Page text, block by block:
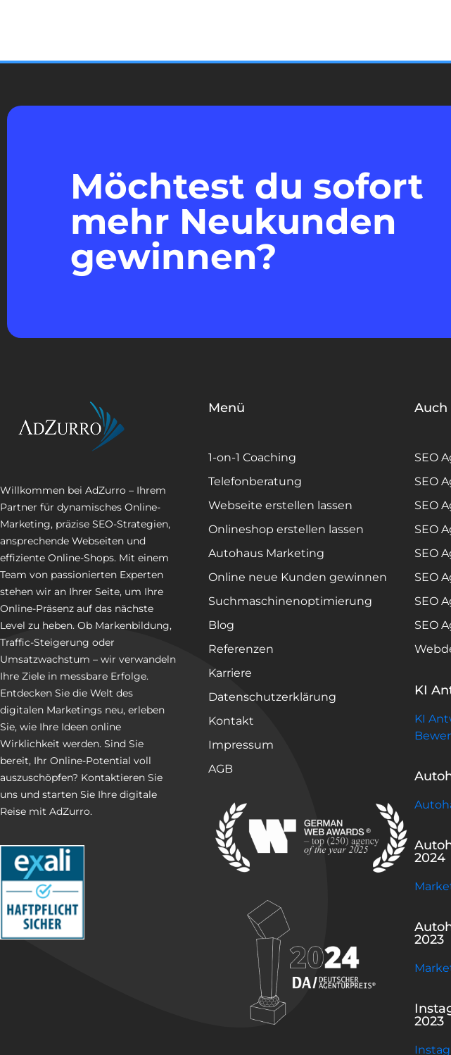
Möchtest du sofort
mehr Neukunden
gewinnen?
Willkommen bei AdZurro – Ihrem
Partner für dynamisches Online-
Marketing, präzise SEO-Strategien,
ansprechende Webseiten und
effiziente Online-Shops. Mit einem
Team von passionierten Experten
stehen wir an Ihrer Seite, um Ihre
Online-Präsenz auf das nächste
Level zu heben. Ob Markenbildung,
Traffic-Steigerung oder
Umsatzwachstum – wir verwandeln
Ihre Ziele in messbare Erfolge.
Entdecken Sie die Welt des
digitalen Marketings neu, erleben
Sie, wie Ihre Ideen online
Wirklichkeit werden. Sind Sie
bereit, Ihr Online-Potential voll
auszuschöpfen? Kontaktieren Sie
uns und starten Sie Ihre digitale
Reise mit AdZurro.
Menü
1-on-1 Coaching
Telefonberatung
Webseite erstellen lassen
Onlineshop erstellen lassen
Autohaus Marketing
Online neue Kunden gewinnen
Suchmaschinenoptimierung
Blog
Referenzen
Karriere
Datenschutzerklärung
Kontakt
Impressum
AGB
Auch
SEO
SEO
SEO
SEO
SEO
SEO
SEO
SEO
KI
KI
2024
2023
2023